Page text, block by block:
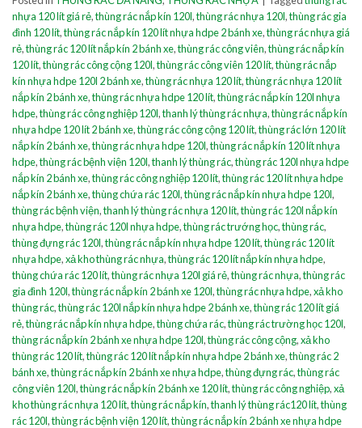
nhựa 120 lít giá rẻ,thùng rác nắp kín 120l,thùng rác nhựa 120l,thùng rác gia
đình 120 lít,thùng rác nắp kín 120 lít nhựa hdpe 2 bánh xe,thùng rác nhựa giá
rẻ,thùng rác 120 lít nắp kín 2 bánh xe,thùng rác công viên,thùng rác nắp kín
120 lít,thùng rác công cộng 120l,thùng rác công viên 120 lít,thùng rác nắp
kín nhựa hdpe 120l 2 bánh xe,thùng rác nhựa 120 lít,thùng rác nhựa 120 lít
nắp kín 2 bánh xe,thùng rác nhựa hdpe 120 lít,thùng rác nắp kín 120l nhựa
hdpe,thùng rác công nghiệp 120l,thanh lý thùng rác nhựa,thùng rác nắp kín
nhựa hdpe 120 lít 2 bánh xe,thùng rác công cộng 120 lít,thùng rác lớn 120 lít
nắp kín 2 bánh xe,thùng rác nhựa hdpe 120l,thùng rác nắp kín 120 lít nhựa
hdpe,thùng rác bệnh viện 120l,thanh lý thùng rác,thùng rác 120l nhựa hdpe
nắp kín 2 bánh xe,thùng rác công nghiệp 120 lít,thùng rác 120 lít nhựa hdpe
nắp kín 2 bánh xe,thùng chứa rác 120l,thùng rác nắp kín nhựa hdpe 120l,
thùng rác bệnh viện,thanh lý thùng rác nhựa 120 lít,thùng rác 120l nắp kín
nhựa hdpe,thùng rác 120l nhựa hdpe,thùng rác trướng học,thùng rác,
thùng đựng rác 120l,thùng rác nắp kín nhựa hdpe 120 lít,thùng rác 120 lít
nhựa hdpe,xả kho thùng rác nhựa,thùng rác 120 lít nắp kín nhựa hdpe,
thùng chứa rác 120 lít,thùng rác nhựa 120l giá rẻ,thùng rác nhựa,thùng rác
gia đình 120l,thùng rác nắp kín 2 bánh xe 120l,thùng rác nhựa hdpe,xả kho
thùng rác,thùng rác 120l nắp kín nhựa hdpe 2 bánh xe,thùng rác 120 lít giá
rẻ,thùng rác nắp kín nhựa hdpe,thùng chứa rác,thùng rác trường học 120l,
thùng rác nắp kín 2 bánh xe nhựa hdpe 120l,thùng rác công cộng,xả kho
thùng rác 120 lít,thùng rác 120 lít nắp kín nhựa hdpe 2 bánh xe,thùng rác 2
bánh xe,thùng rác nắp kín 2 bánh xe nhựa hdpe,thùng đựng rác,thùng rác
công viên 120l,thùng rác nắp kín 2 bánh xe 120 lít,thùng rác công nghiệp,xả
kho thùng rác nhựa 120 lít,thùng rác nắp kín,thanh lý thùng rác120 lít,thùng
rác 120l,thùng rác bệnh viện 120 lít,thùng rác nắp kín 2 bánh xe nhựa hdpe